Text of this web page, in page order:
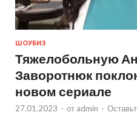
ШОУБИЗ
Тяжелобольную
Заворотнюк
новом сериале
27.01.2023 - от admin -